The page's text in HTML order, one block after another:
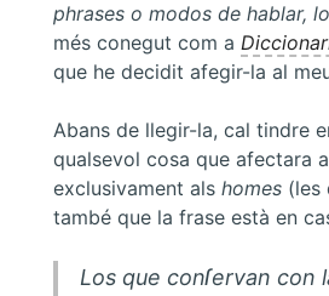
phrases o modos de hablar,
més conegut com a
que he decidit afegir-la al
Abans de llegir-la, cal tindre
qualsevol cosa que afectara
exclusivament als homes (les
també que la frase està en
Los que conſervan con